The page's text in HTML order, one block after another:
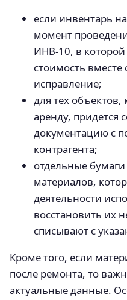
если инвентарь
момент
ИНВ-10, в которой
стоимость вместе
исправление;
для тех
аренду, придется
документацию с
контрагента;
отдельные
материалов,
деятельности
восстановить их
списывают с
Кроме того, если
после ремонта, то
актуальные данные.